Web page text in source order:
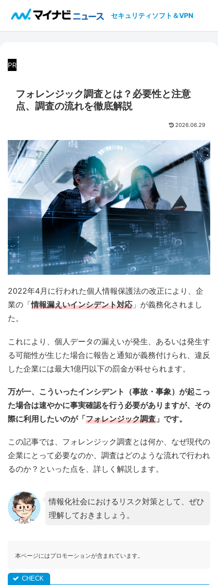
セキュリティソフト＆VPN
PR
フォレンジック調査とは？必要性と注意
点、調査の流れを徹底解説
2026.06.29
2022年4月に行われた個人情報保護法の改正により、企
業の「情報漏えいインシデント対応 」が義務化されまし
た。
これにより、個人データの漏えいが発生、あるいは発生す
る可能性が生じた場合に報告と通知が義務付けられ、違反
した企業には最大1億円以下の罰金が科せられます。
万が一、こういったインシデント（事故・事象）が起こっ
た場合は速やかに事実確認を行う必要がありますが、その
際に利用したいのが「フォレンジック調査 」です。
この記事では、フォレンジック調査とは何か、なぜ現代の
企業にとって必要なのか、調査はどのような流れで行われ
るのか？といった点を、詳しく解説します。
情報化社会におけるリスク対策として、ぜひ
理解しておきましょう。
本ページにはプロモーションが含まれています。